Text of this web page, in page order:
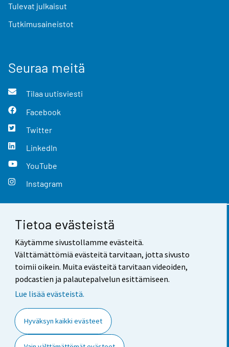
Tietoa evästeistä
Käytämme sivustollamme evästeitä.
Välttämättömiä evästeitä tarvitaan, jotta sivusto
toimii oikein. Muita evästeitä tarvitaan videoiden,
podcastien ja palautepalvelun esittämiseen.
Lue lisää evästeistä.
Hyväksyn kaikki evästeet
Tulevat julkaisut
Tutkimusaineistot
Seuraa meitä
Tilaa uutisviesti
Facebook
Twitter
LinkedIn
YouTube
Instagram
Yhteystiedot
Palaute
Käyttöehdot
Saavutettavuus
Tietoa sivustosta